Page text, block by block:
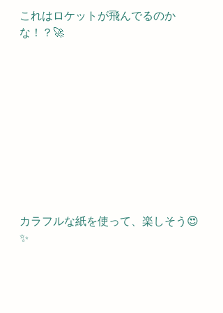
これはロケットが飛んでるのか
な！？🚀
カラフルな紙を使って、楽しそう😍
✨